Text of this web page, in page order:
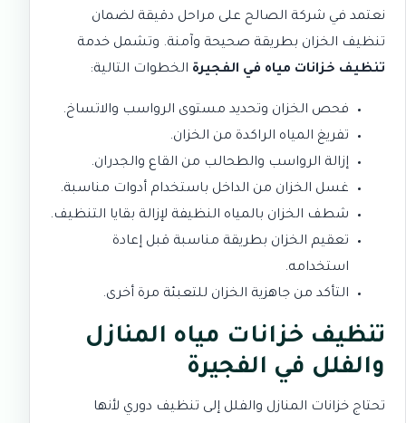
نعتمد في شركة الصالح على مراحل دقيقة لضمان
تنظيف الخزان بطريقة صحيحة وآمنة. وتشمل خدمة
تنظيف خزانات مياه في الفجيرة الخطوات التالية:
فحص الخزان وتحديد مستوى الرواسب والاتساخ.
تفريغ المياه الراكدة من الخزان.
إزالة الرواسب والطحالب من القاع والجدران.
غسل الخزان من الداخل باستخدام أدوات مناسبة.
شطف الخزان بالمياه النظيفة لإزالة بقايا التنظيف.
تعقيم الخزان بطريقة مناسبة قبل إعادة
استخدامه.
التأكد من جاهزية الخزان للتعبئة مرة أخرى.
تنظيف خزانات مياه المنازل
والفلل في الفجيرة
تحتاج خزانات المنازل والفلل إلى تنظيف دوري لأنها